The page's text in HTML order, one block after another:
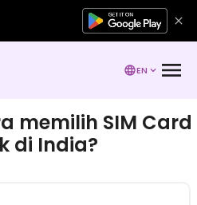
EN
memilih SIM Card
di India?